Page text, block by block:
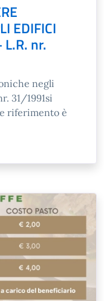
EDIFICI
nr.
negli
31/1991si
riferimento è